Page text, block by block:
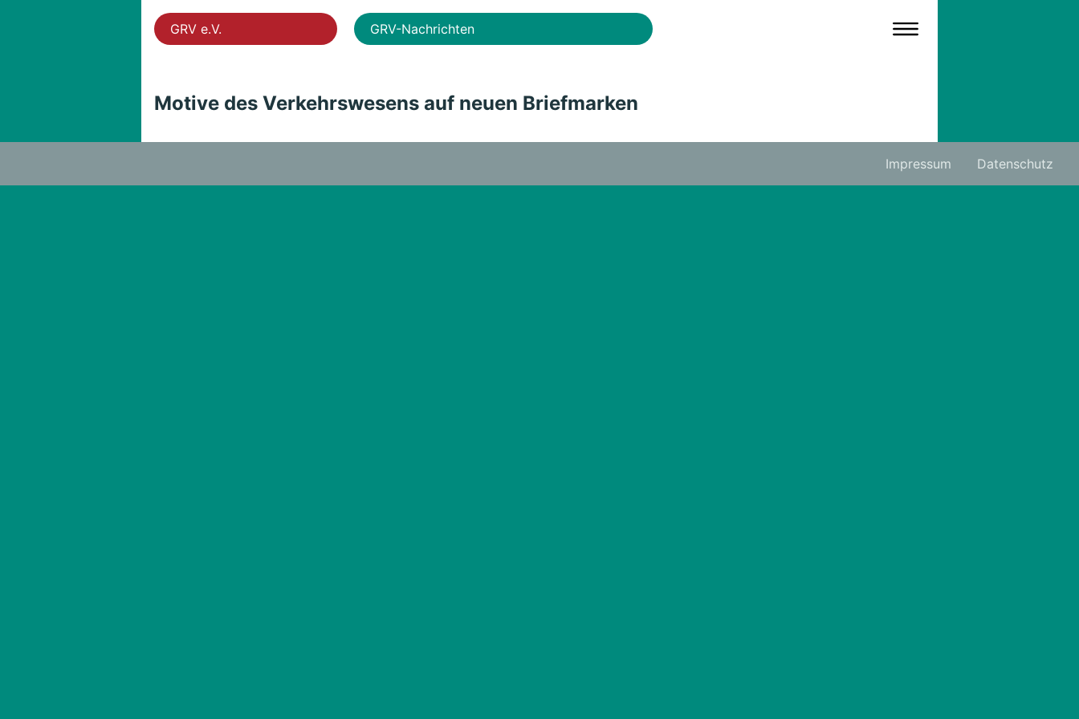
GRV e.V. GRV-Nachrichten
Motive des Verkehrswesens auf neuen Briefmarken
Impressum Datenschutz